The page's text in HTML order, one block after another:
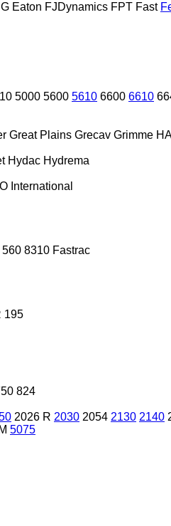
Eaton FJDynamics FPT Fast
5000 5600 5610 6600 6610
Great Plains Grecav Grimme
Hydac Hydrema
International
560 8310 Fastrac
195
824
2026 R 2030 2054 2130 2140
5075